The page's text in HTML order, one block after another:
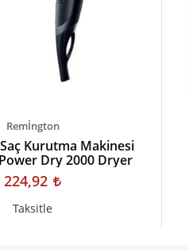
Remİngton
Kurutma Makinesi
Dry 2000 Dryer
224,92
Taksitle